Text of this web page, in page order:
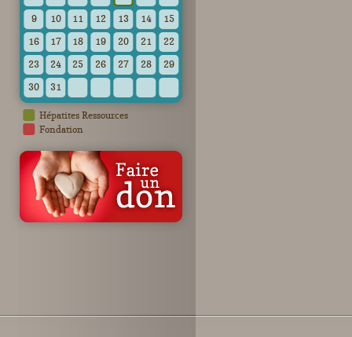
9
10 11 12 13 14
15
16
17 18 19 20 21
22
23
24 25 26 27 28
29
30
31
Hépatites Ressources
Fondation